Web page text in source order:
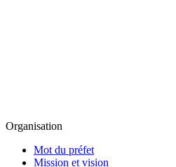
Organisation
Mot du préfet
Mission et vision